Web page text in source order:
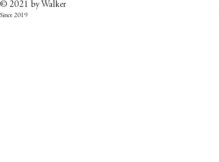
© 2021 byWalker
Since 2019